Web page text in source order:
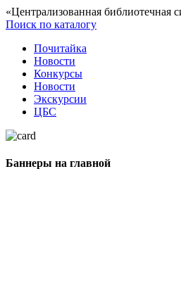
«Централизованная библиотечная
Поиск по каталогу
Почитайка
Новости
Конкурсы
Новости
Экскурсии
ЦБС
Баннеры на главной